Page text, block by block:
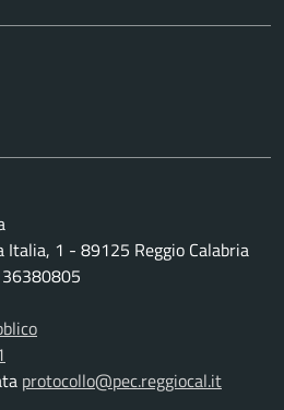
Italia, 1 - 89125 Reggio Calabria
protocollo@pec.reggiocal.it